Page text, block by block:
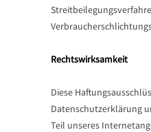
Rechtswirksamkeit
Diese
Datenschutzerklärung
Teil unseres